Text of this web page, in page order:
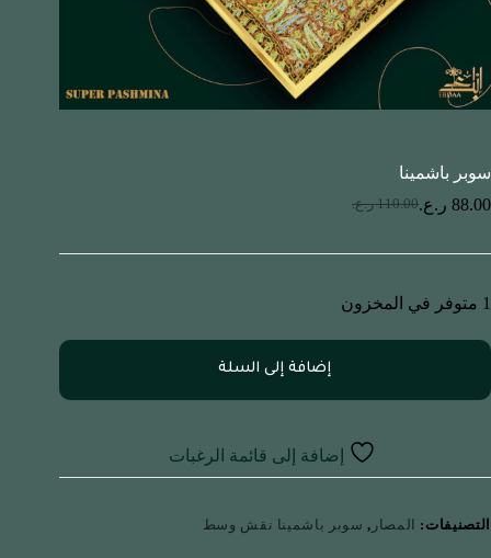
سوبر باشمينا
110.00 ر.ع. 88.00 ر.ع.
1 متوفر في المخزون
إضافة إلى السلة
إضافة إلى قائمة الرغبات
التصنيفات: المصار , سوبر باشمينا نقش وسط